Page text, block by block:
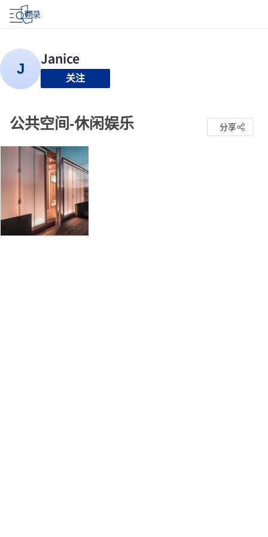
登录
关注
公共空间-休闲娱乐 分享